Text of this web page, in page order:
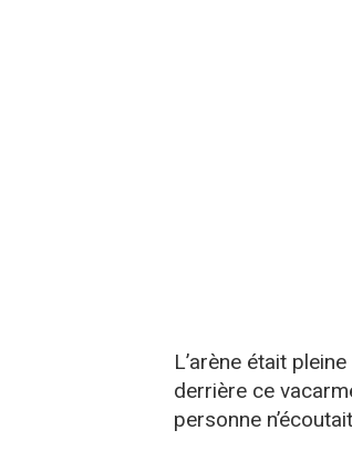
L’arène était
derrière ce
personne